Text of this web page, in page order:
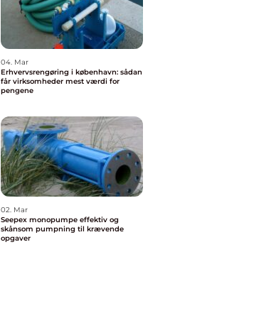
04. Mar
Erhvervsrengøring i københavn: sådan
får virksomheder mest værdi for
pengene
02. Mar
Seepex monopumpe effektiv og
skånsom pumpning til krævende
opgaver